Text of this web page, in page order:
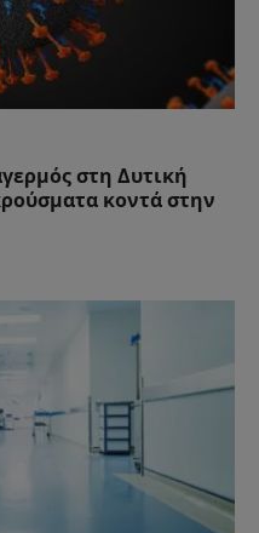
στη Δυτική
κοντά στην